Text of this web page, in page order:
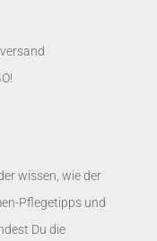
wissen, wie der
Pflegetipps und
Du die